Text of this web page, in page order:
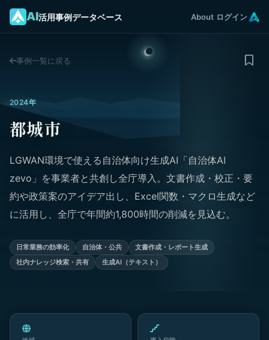
AI活用事例データベース About ログイン
事例一覧に戻る
2024年
都城市
LGWAN環境で使える自治体向け生成AI「自治体AI
zevo」を事業者と共創し全庁導入。文書作成・校正・要
約や政策案のアイデア出し、Excel関数・マクロ生成など
に活用し、全庁で年間約1,800時間の削減を見込む。
日常業務の効率化 自治体・公共
文書作成・レポート生成
社内ナレッジ検索・共有
生成AI（テキスト）